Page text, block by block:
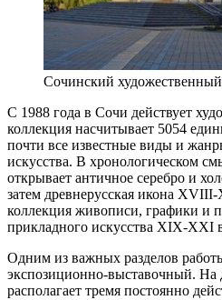
Сочинский
С 1988 года в Сочи действует
коллекция насчитывает 5054
почти все известные виды и
искусства. В хронологическом
открывает античное серебро и
затем древнерусская икона
коллекция живописи, графики и
прикладного искусства ХIХ-ХХI
Одним из важных разделов
экспозиционно-выставочный.
располагает тремя постоянно